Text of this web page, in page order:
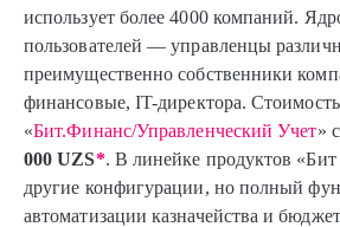
использует более 4000 компаний.
пользователей — управленцы
преимущественно собственники
финансовые, IT-директора.
«Бит.Финанс/Управленческий Учет»
000 UZS*. В линейке продуктов
другие конфигурации, но полный
автоматизации казначейства и